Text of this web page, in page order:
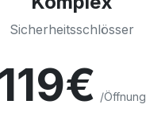
Sicherheitsschlösser
119€ /Öffnung